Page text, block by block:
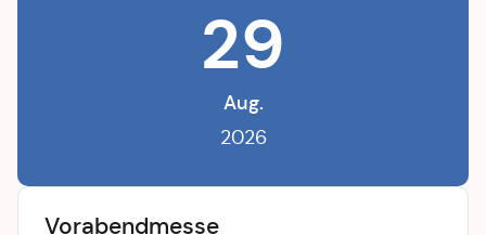
29
Aug.
2026
Vorabendmesse